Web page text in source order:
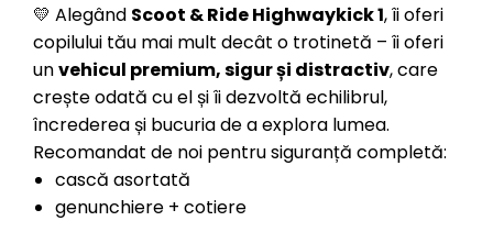
💛 Alegând Scoot & Ride Highwaykick 1, îi oferi
copilului tău mai mult decât o trotinetă – îi oferi
unvehicul premium, sigur și distractiv, care
crește odată cu el și îi dezvoltă echilibrul,
încrederea și bucuria de a explora lumea.
Recomandat de noi pentru siguranță completă:
cască asortată
genunchiere + cotiere